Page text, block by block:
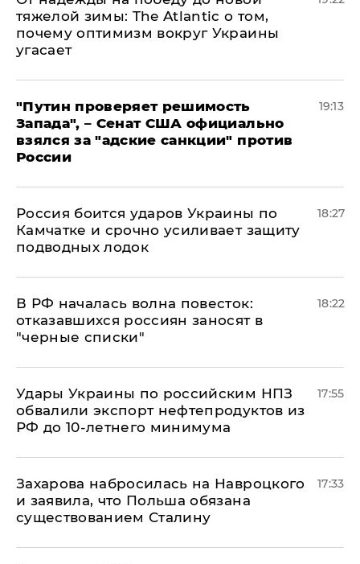
тяжелой зимы: The Atlantic о том,
почему оптимизм вокруг Украины
угасает
"Путин проверяет решимость
Запада", – Сенат США официально
взялся за "адские санкции" против
России
19:13
Россия боится ударов Украины по
Камчатке и срочно усиливает защиту
подводных лодок
18:27
​В РФ началась волна повесток:
отказавшихся россиян заносят в
"черные списки"
18:22
Удары Украины по российским НПЗ
обвалили экспорт нефтепродуктов из
РФ до 10-летнего минимума
17:55
​Захарова набросилась на Навроцкого
и заявила, что Польша обязана
существованием Сталину
17:33